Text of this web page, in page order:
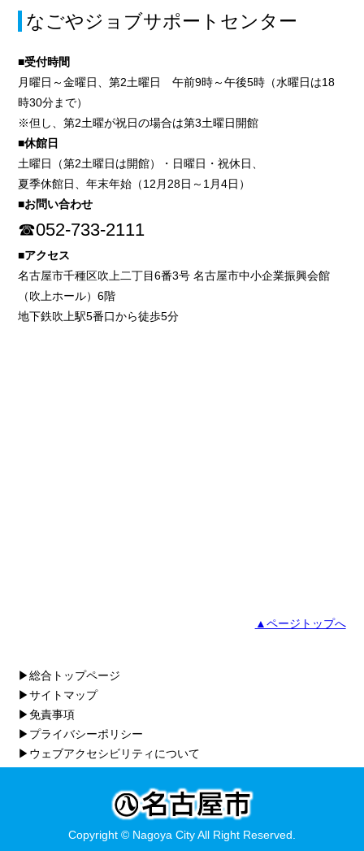
なごやジョブサポートセンター
■受付時間
月曜日～金曜日、第2土曜日 午前9時～午後5時（水曜日は18
時30分まで）
※但し、第2土曜が祝日の場合は第3土曜日開館
■休館日
土曜日（第2土曜日は開館）・日曜日・祝休日、
夏季休館日、年末年始（12月28日～1月4日）
■お問い合わせ
☎052-733-2111
■アクセス
名古屋市千種区吹上二丁目6番3号 名古屋市中小企業振興会館
（吹上ホール）6階
地下鉄吹上駅5番口から徒歩5分
▲ページトップへ
▶総合トップページ
▶サイトマップ
▶免責事項
▶プライバシーポリシー
▶ウェブアクセシビリティについて
Copyright © Nagoya City All Right Reserved.